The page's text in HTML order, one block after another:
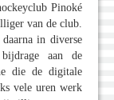
Pinoké
van de club.
in diverse
aan de
die de digitale
vele uren werk